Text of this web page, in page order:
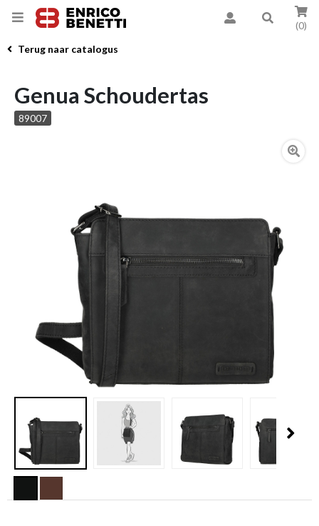
(0)
Terug naar catalogus
Genua Schoudertas
89007